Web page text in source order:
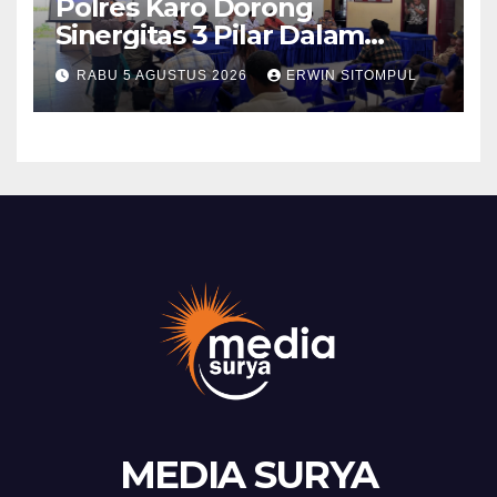
Polres Karo Dorong
Sinergitas 3 Pilar Dalam
Pelatihan Pencengahan dan
Mitigasi Bencana Tahun 2026
RABU 5 AGUSTUS 2026 ERWIN SITOMPUL
MEDIA SURYA